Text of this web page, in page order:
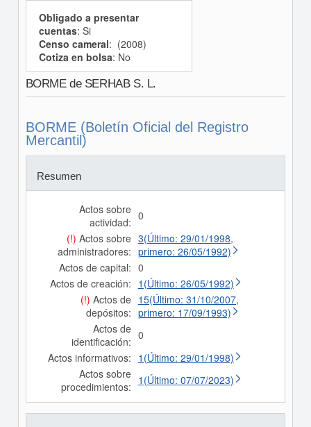
Obligado a presentar
cuentas: Si
Censo cameral: (2008)
Cotiza en bolsa: No
BORME de SERHAB S. L.
BORME (Boletín Oficial del Registro
Mercantil)
Resumen
Actos sobre
actividad: 0
(!) Actos sobre
administradores:
3(Último: 29/01/1998,
primero: 26/05/1992)
Actos de capital: 0
Actos de creación: 1(Último: 26/05/1992)
(!) Actos de
depósitos:
15(Último: 31/10/2007,
primero: 17/09/1993)
Actos de
identificación: 0
Actos informativos: 1(Último: 29/01/1998)
Actos sobre
procedimientos: 1(Último: 07/07/2023)